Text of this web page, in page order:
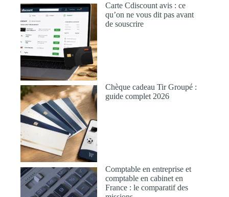
Carte Cdiscount avis : ce
qu’on ne vous dit pas avant
de souscrire
Chèque cadeau Tir Groupé :
guide complet 2026
Comptable en entreprise et
comptable en cabinet en
France : le comparatif des